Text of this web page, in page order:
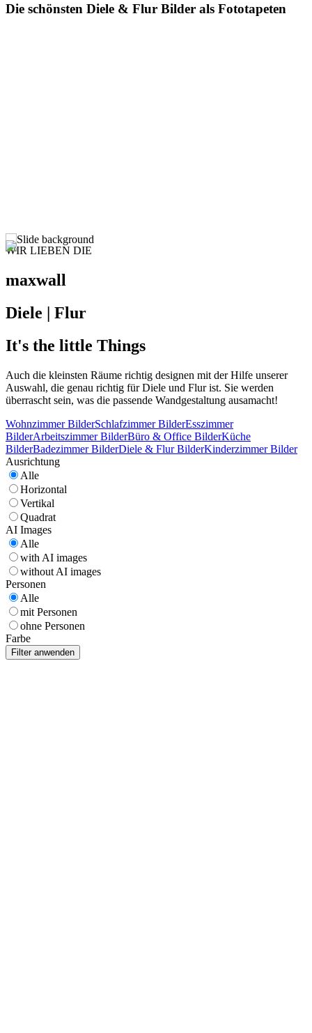
Die schönsten Diele & Flur Bilder als Fototapeten
WIR LIEBEN DIE
maxwall
Diele | Flur
It's the little Things
Auch die kleinsten Räume richtig designen mit der Hilfe unserer
Auswahl, die genau richtig für Diele und Flur ist. Sie werden
überrascht sein, was die passende Wandgestaltung ausamacht!
Wohnzimmer BilderSchlafzimmer BilderEsszimmer
BilderArbeitszimmer BilderBüro & Office BilderKüche
BilderBadezimmer BilderDiele & Flur BilderKinderzimmer Bilder
Ausrichtung
Alle
Horizontal
Vertikal
Quadrat
AI Images
Alle
with AI images
without AI images
Personen
Alle
mit Personen
ohne Personen
Farbe